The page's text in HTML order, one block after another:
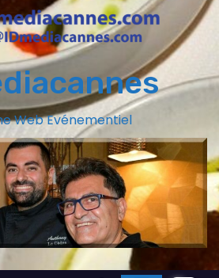
Web Evénementiel